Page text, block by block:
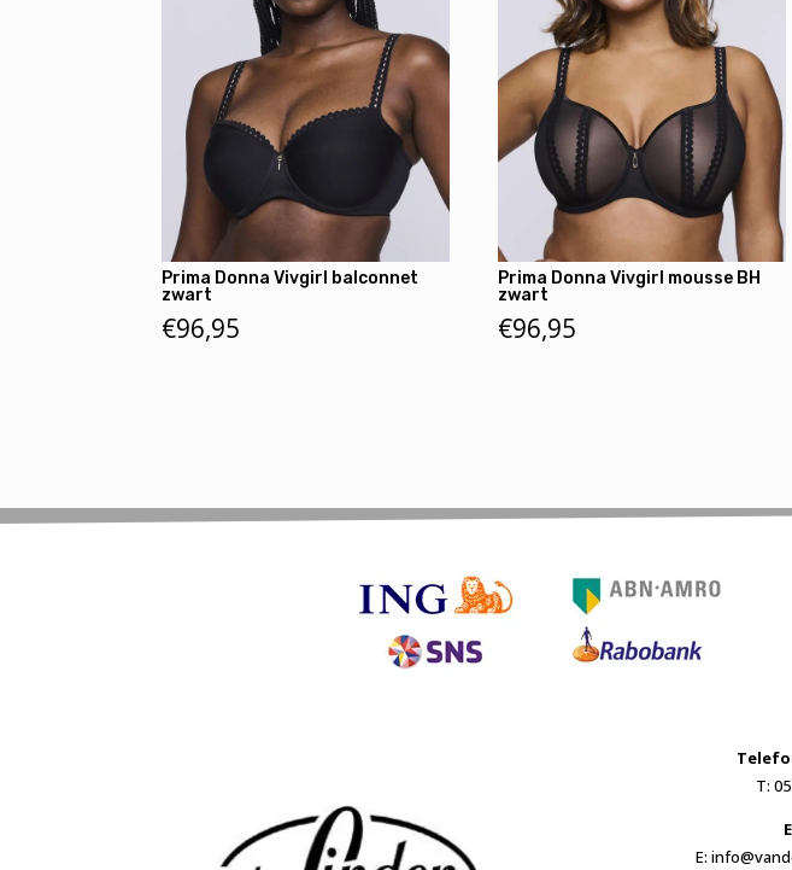
Prima Donna Vivgirl balconnet
zwart
€96,95
Prima Donna Vivgirl mousse BH
zwart
€96,95
T:
E: